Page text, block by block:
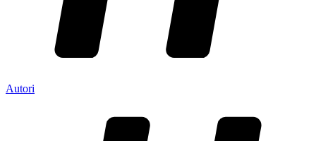
Autori